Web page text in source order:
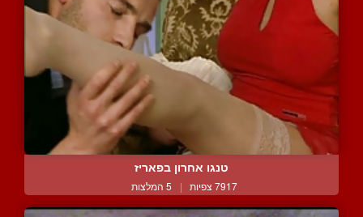
טנגו אחרון בפאריז
7917 צפיות | 5 המלצות